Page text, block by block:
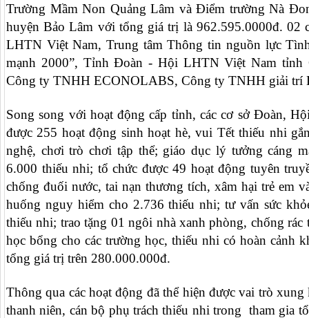
Trường Mầm Non Quảng Lâm và Điểm trường Nà
huyện Bảo Lâm với tổng giá trị là 962.595.0000đ. 02
LHTN Việt Nam, Trung tâm Thông tin nguồn lực
mạnh 2000”, Tỉnh Đoàn - Hội LHTN Việt Nam tỉnh
Công ty TNHH ECONOLABS, Công ty TNHH giải trí
Song song với hoạt động cấp tỉnh, các cơ sở Đoàn,
được 255 hoạt động sinh hoạt hè, vui Tết thiếu nhi
nghệ, chơi trò chơi tập thể; giáo dục lý tưởng cáng
6.000 thiếu nhi; tổ chức được 49 hoạt động tuyên
chống đuối nước, tai nạn thương tích, xâm hại trẻ em
huống nguy hiểm cho 2.736 thiếu nhi; tư vấn sức
thiếu nhi; trao tặng 01 ngôi nhà xanh phòng, chống rác
học bổng cho các trường học, thiếu nhi có hoàn cảnh
tổng giá trị trên 280.000.000đ.
Thông qua các hoạt động đã thể hiện được vai trò
thanh niên, cán bộ phụ trách thiếu nhi trong tham gia